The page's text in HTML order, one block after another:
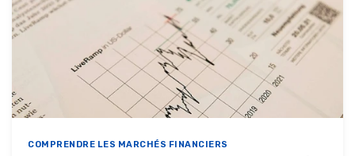
COMPRENDRE LES MARCHÉS FINANCIERS